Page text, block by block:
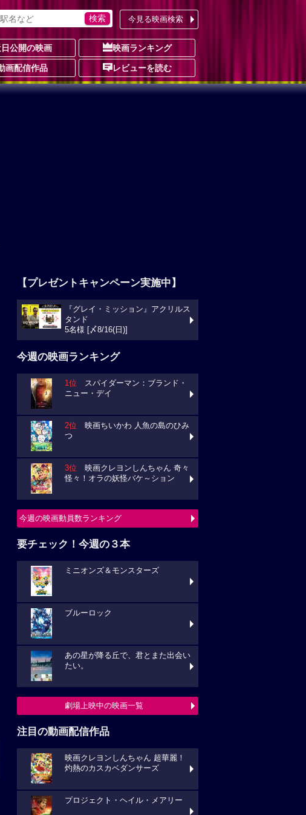
今見る映画検索
公開の映画 映画ランキング
画配信作品 レビューを読む
【プレゼントキャンペーン実施中】
『グレイ・ミッション』アクリルス
タンド
5名様 [〆8/16(日)]
今週の映画ランキング
1位 スパイダーマン：ブランド・
ニュー・デイ
2位 映画ちいかわ 人魚の島のひみ
つ
3位 映画クレヨンしんちゃん 奇々
怪々！オラの妖怪バケ～ション
今週の映画動員数ランキング
要チェック！今週の３本
ミニオンズ＆モンスターズ
ブルーロック
あの星が降る丘で、君とまた出会い
たい。
劇場上映中の映画一覧
注目の動画配信作品
映画クレヨンしんちゃん 超華麗！
灼熱のカスカベダンサーズ
プロジェクト・ヘイル・メアリー